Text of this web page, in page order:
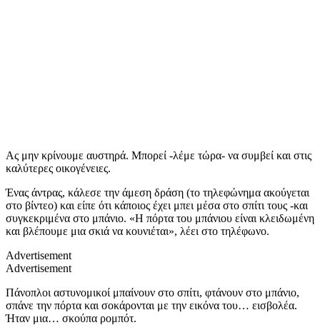
Ας μην κρίνουμε αυστηρά. Μπορεί -λέμε τώρα- να συμβεί και στις
καλύτερες οικογένειες.
Ένας άντρας, κάλεσε την άμεση δράση (το τηλεφώνημα ακούγεται
στο βίντεο) και είπε ότι κάποιος έχει μπει μέσα στο σπίτι τους -και
συγκεκριμένα στο μπάνιο. «Η πόρτα του μπάνιου είναι κλειδωμένη
και βλέπουμε μια σκιά να κουνιέται», λέει στο τηλέφωνο.
Advertisement
Advertisement
Πάνοπλοι αστυνομικοί μπαίνουν στο σπίτι, φτάνουν στο μπάνιο,
σπάνε την πόρτα και σοκάρονται με την εικόνα του… εισβολέα.
Ήταν μια… σκούπα ρομπότ.